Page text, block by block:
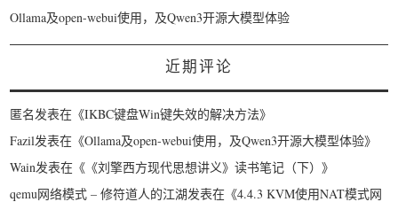
Ollama及open-webui使用，及Qwen3开源大模型体验
近期评论
匿名发表在《IKBC键盘Win键失效的解决方法》
Fazil发表在《Ollama及open-webui使用，及Qwen3开源大模型体验》
Wain发表在《 《刘擎西方现代思想讲义》读书笔记（下）》
qemu网络模式 – 修符道人的江湖发表在《4.4.3 KVM使用NAT模式网